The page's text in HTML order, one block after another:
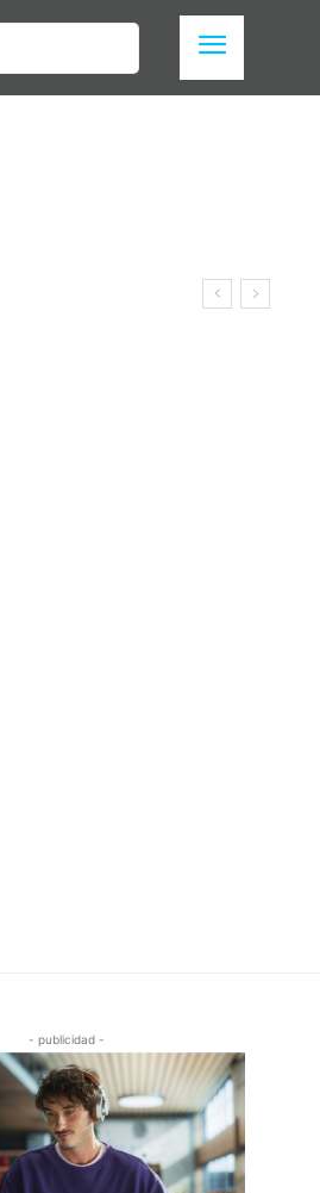
- publicidad -